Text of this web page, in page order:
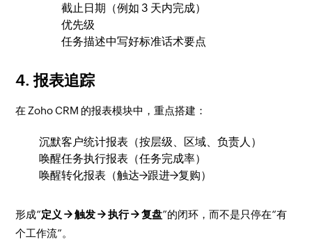
截止日期（例如 3 天内完成）
优先级
任务描述中写好标准话术要点
4. 报表追踪
在 Zoho CRM 的报表模块中，重点搭建：
沉默客户统计报表（按层级、区域、负责人）
唤醒任务执行报表（任务完成率）
唤醒转化报表（触达→跟进→复购）
形成“定义 → 触发 → 执行 → 复盘”的闭环，而不是只停在“有
个工作流”。